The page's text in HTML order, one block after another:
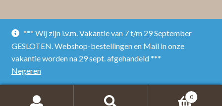
*** Wij zijn i.v.m. Vakantie van 7 t/m 29 September
GESLOTEN. Webshop-bestellingen en Mail in onze
vakantie worden na 29 sept. afgehandeld ***
Negeren
0